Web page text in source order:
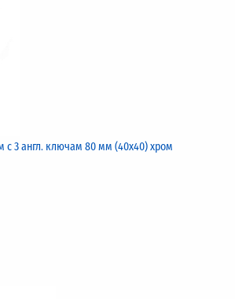
3 англ. ключам 80 мм (40х40) хром